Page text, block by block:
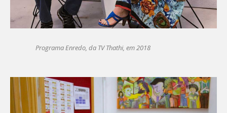
Programa Enredo, da TV Thathi, em 2018